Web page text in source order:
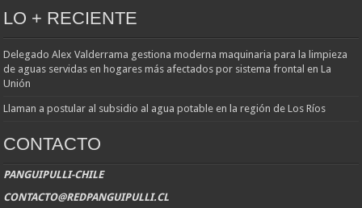
LO + RECIENTE
Delegado Alex Valderrama gestiona moderna maquinaria para la limpieza
de aguas servidas en hogares más afectados por sistema frontal en La
Unión
Llaman a postular al subsidio al agua potable en la región de Los Ríos
CONTACTO
PANGUIPULLI-CHILE
CONTACTO@REDPANGUIPULLI.CL